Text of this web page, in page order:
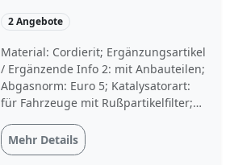
für BMW 18307800704
18307812283
18307812285
2 Angebote
Material: Cordierit; Ergänzungsartikel
/ Ergänzende Info 2: mit Anbauteilen;
Abgasnorm: Euro 5; Katalysatorart:
für Fahrzeuge mit Rußpartikelfilter;
12/2009; Baujahr bis: 08/2011
Mehr Details